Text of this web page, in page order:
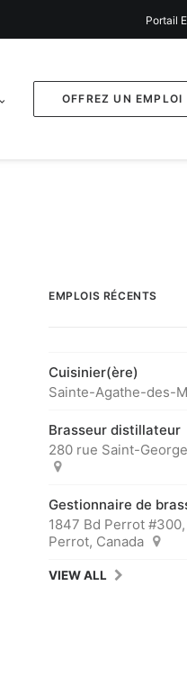
Portail
OFFREZ UN EMPLOI
EMPLOIS RÉCENTS
Cuisinier(ère)
Sainte-Agathe-des-
Brasseur distillateur
280 rue Saint-
Gestionnaire de
1847 Bd Perrot
Perrot, Canada
VIEW ALL